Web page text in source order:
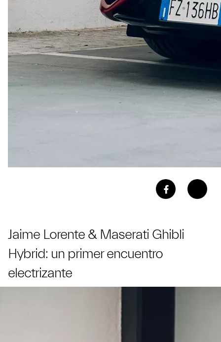
Jaime Lorente & Maserati Ghibli
Hybrid: un primer encuentro
electrizante